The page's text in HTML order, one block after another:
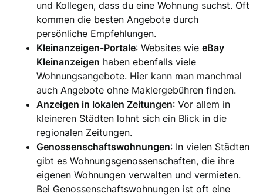
und Kollegen, dass du eine Wohnung suchst. Oft
kommen die besten Angebote durch
persönliche Empfehlungen.
Kleinanzeigen-Portale: Websites wieeBay
Kleinanzeigen haben ebenfalls viele
Wohnungsangebote. Hier kann man manchmal
auch Angebote ohne Maklergebühren finden.
Anzeigen in lokalen Zeitungen: Vor allem in
kleineren Städten lohnt sich ein Blick in die
regionalen Zeitungen.
Genossenschaftswohnungen: In vielen Städten
gibt es Wohnungsgenossenschaften, die ihre
eigenen Wohnungen verwalten und vermieten.
Bei Genossenschaftswohnungen ist oft eine